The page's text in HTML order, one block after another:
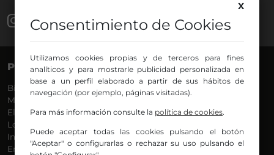
PROGRAMAS
Bilbosport
Más Música
El Madrugador
Lo Más Nuevo
Informativos
En Ruta
VOCES
Agurtzane
Belén Ollero
Dani
Eva Argote
Endika
X
Consentimiento de Cookies
Utilizamos cookies propias y de terceros para fines
analíticos y para mostrarle publicidad personalizada en
base a un perfil elaborado a partir de sus hábitos de
navegación (por ejemplo, páginas visitadas).
Para más información consulte la política de cookies.
Puede aceptar todas las cookies pulsando el botón
"Aceptar" o configurarlas o rechazar su uso pulsando el